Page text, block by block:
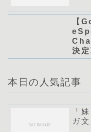
【
決定
本日の人気記事
「
ガ